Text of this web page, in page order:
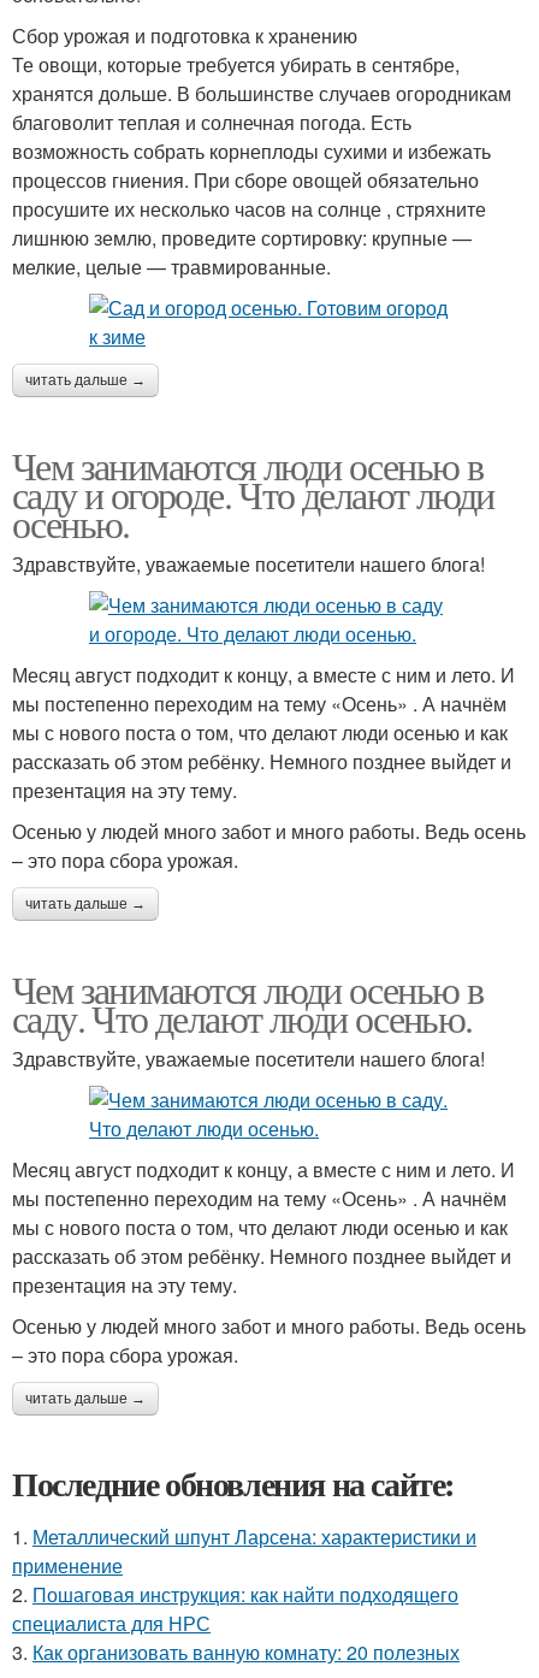
Сбор урожая и подготовка к хранению
Те овощи, которые требуется убирать в сентябре,
хранятся дольше. В большинстве случаев огородникам
благоволит теплая и солнечная погода. Есть
возможность собрать корнеплоды сухими и избежать
процессов гниения. При сборе овощей обязательно
просушите их несколько часов на солнце , стряхните
лишнюю землю, проведите сортировку: крупные —
мелкие, целые — травмированные.
читать дальше →
Чем занимаются люди осенью в
саду и огороде. Что делают люди
осенью.
Здравствуйте, уважаемые посетители нашего блога!
Месяц август подходит к концу, а вместе с ним и лето. И
мы постепенно переходим на тему «Осень» . А начнём
мы с нового поста о том, что делают люди осенью и как
рассказать об этом ребёнку. Немного позднее выйдет и
презентация на эту тему.
Осенью у людей много забот и много работы. Ведь осень
– это пора сбора урожая.
читать дальше →
Чем занимаются люди осенью в
саду. Что делают люди осенью.
Здравствуйте, уважаемые посетители нашего блога!
Месяц август подходит к концу, а вместе с ним и лето. И
мы постепенно переходим на тему «Осень» . А начнём
мы с нового поста о том, что делают люди осенью и как
рассказать об этом ребёнку. Немного позднее выйдет и
презентация на эту тему.
Осенью у людей много забот и много работы. Ведь осень
– это пора сбора урожая.
читать дальше →
Последние обновления на сайте:
1. Металлический шпунт Ларсена: характеристики и
применение
2. Пошаговая инструкция: как найти подходящего
специалиста для НРС
3. Как организовать ванную комнату: 20 полезных